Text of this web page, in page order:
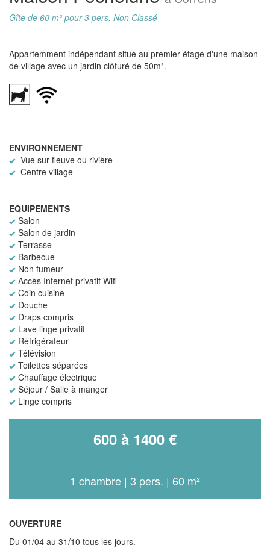
Gîte de 60 m² pour 3 pers. Non Classé
Appartemment indépendant situé au premier étage d'une maison
de village avec un jardin clôturé de 50m².
ENVIRONNEMENT
Vue sur fleuve ou rivière
Centre village
EQUIPEMENTS
Salon
Salon de jardin
Terrasse
Barbecue
Non fumeur
Accès Internet privatif Wifi
Coin cuisine
Douche
Draps compris
Lave linge privatif
Réfrigérateur
Télévision
Toilettes séparées
Chauffage électrique
Séjour / Salle à manger
Linge compris
600 à 1400 €
1 chambre | 3 pers. | 60 m²
OUVERTURE
Du 01/04 au 31/10 tous les jours.